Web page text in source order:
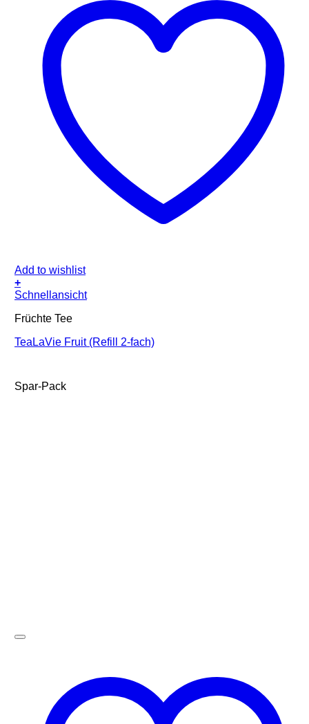
Add to wishlist
+
Schnellansicht
Früchte Tee
TeaLaVie Fruit (Refill 2-fach)
Spar-Pack